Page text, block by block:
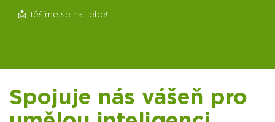
📩 Těšíme se na tebe!
Spojuje nás vášeň pro